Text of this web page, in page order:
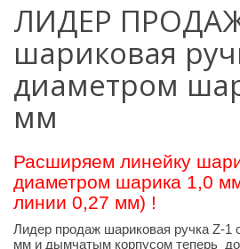
ЛИДЕР
шариковая
диаметром
мм
Расширяем линейку
диаметром шарика 1,0
линии 0,27 мм) !
Лидер продаж шариковая ручка Z-1
мм и дымчатым корпусом теперь